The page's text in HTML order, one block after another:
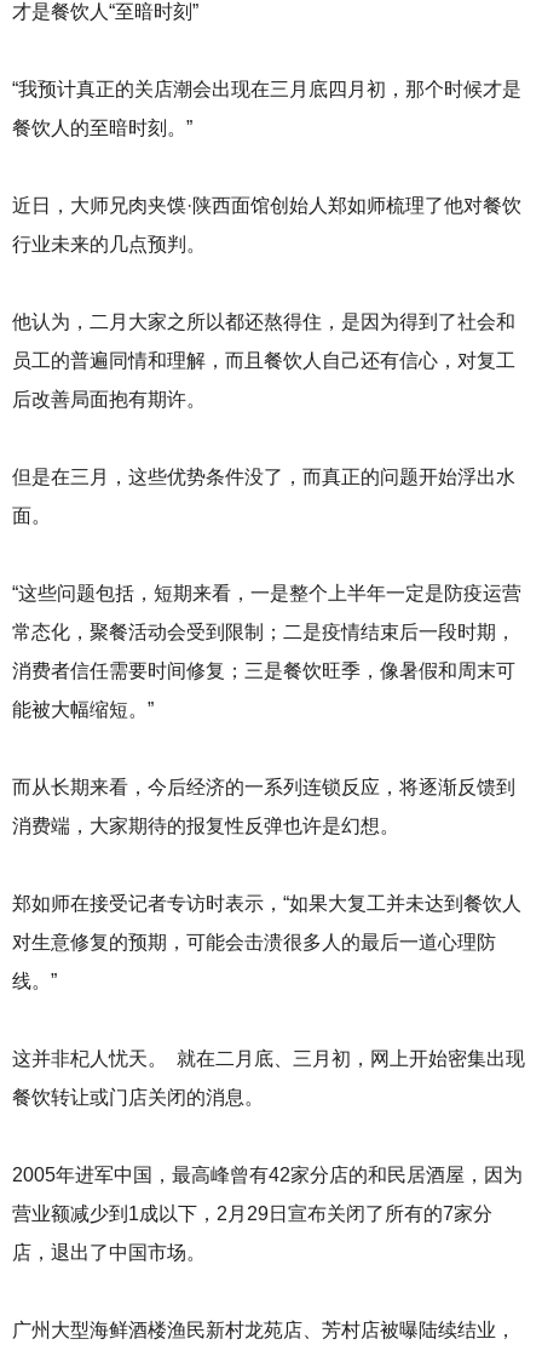
厂
才是餐饮人“至暗时刻”
“我预计真正的关店潮会出现在三月底四月初，那个时候才是
餐饮人的至暗时刻。”
近日，大师兄肉夹馍·陕西面馆创始人郑如师梳理了他对餐饮
行业未来的几点预判。
他认为，二月大家之所以都还熬得住，是因为得到了社会和
员工的普遍同情和理解，而且餐饮人自己还有信心，对复工
后改善局面抱有期许。
但是在三月，这些优势条件没了，而真正的问题开始浮出水
面。
“这些问题包括，短期来看，一是整个上半年一定是防疫运营
常态化，聚餐活动会受到限制；二是疫情结束后一段时期，
消费者信任需要时间修复；三是餐饮旺季，像暑假和周末可
能被大幅缩短。”
而从长期来看，今后经济的一系列连锁反应，将逐渐反馈到
消费端，大家期待的报复性反弹也许是幻想。
郑如师在接受记者专访时表示，“如果大复工并未达到餐饮人
对生意修复的预期，可能会击溃很多人的最后一道心理防
线。”
这并非杞人忧天。 就在二月底、三月初，网上开始密集出现
餐饮转让或门店关闭的消息。
2005年进军中国，最高峰曾有42家分店的和民居酒屋，因为
营业额减少到1成以下，2月29日宣布关闭了所有的7家分
店，退出了中国市场。
广州大型海鲜酒楼渔民新村龙苑店、芳村店被曝陆续结业，